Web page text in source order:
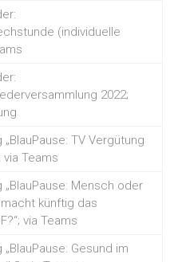
(individuelle
2022;
TV Vergütung
via Teams
„BlauPause: Mensch oder
künftig das
via Teams
Gesund im